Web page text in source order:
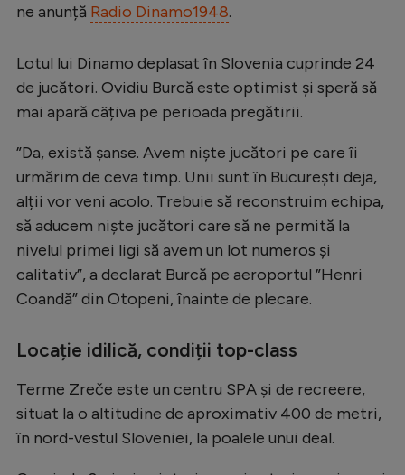
Starurile fotbalului
EURO 2024
Stranieri
Clasamente
Tenis
Handbal
Gimnastică
Auto
Rugby
ne anunță Radio Dinamo1948.
Lotul lui Dinamo deplasat în Slovenia cuprinde 24
de jucători. Ovidiu Burcă este optimist și speră să
mai apară câțiva pe perioada pregătirii.
”Da, există șanse. Avem niște jucători pe care îi
urmărim de ceva timp. Unii sunt în București deja,
alții vor veni acolo. Trebuie să reconstruim echipa,
să aducem niște jucători care să ne permită la
nivelul primei ligi să avem un lot numeros și
calitativ”, a declarat Burcă pe aeroportul ”Henri
Coandă” din Otopeni, înainte de plecare.
Locație idilică, condiții top-class
Terme Zreče este un centru SPA și de recreere,
situat la o altitudine de aproximativ 400 de metri,
în nord-vestul Sloveniei, la poalele unui deal.